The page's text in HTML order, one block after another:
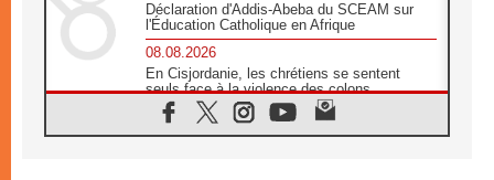
Déclaration d'Addis-Abeba du SCEAM sur
l'Éducation Catholique en Afrique
08.08.2026
En Cisjordanie, les chrétiens se sentent
seuls face à la violence des colons
08.08.2026
Léon XIV au sanctuaire de Notre Dame du